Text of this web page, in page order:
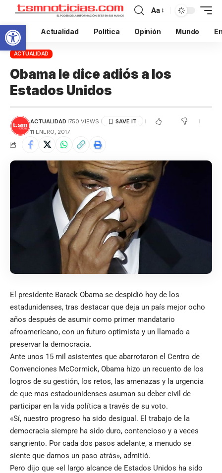
Abrir barra de herramientas
Aa
Inicio Actualidad Política Opinión Mundo
ACTUALIDAD
Obama le dice adiós a los
Estados Unidos
ACTUALIDAD 750 VIEWS
11 ENERO, 2017
El presidente Barack Obama se despidió hoy de los
estadunidenses, tras destacar que deja un país mejor ocho
años después de asumir como primer mandatario
afroamericano, con un futuro optimista y un llamado a
preservar la democracia.
Ante unos 15 mil asistentes que abarrotaron el Centro de
Convenciones McCormick, Obama hizo un recuento de los
logros de su gestión, los retos, las amenazas y la urgencia
de que mas estadounidenses asuman su deber civil de
participar en la vida política a través de su voto.
«Sí, nuestro progreso ha sido desigual. El trabajo de la
democracia siempre ha sido duro, contencioso y a veces
sangriento. Por cada dos pasos adelante, a menudo se
siente que damos un paso atrás», admitió.
Pero dijo que «el largo alcance de Estados Unidos ha sido